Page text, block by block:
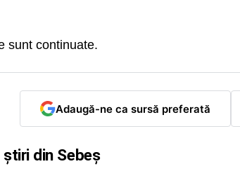
sunt continuate.
Adaugă-ne ca sursă preferată
din Sebeș